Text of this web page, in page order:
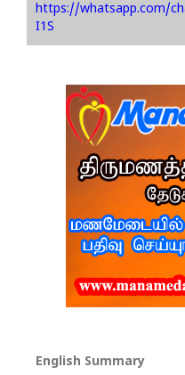
https://whatsapp.com/
I1S
English Summary